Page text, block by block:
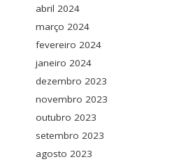
abril 2024
março 2024
fevereiro 2024
janeiro 2024
dezembro 2023
novembro 2023
outubro 2023
setembro 2023
agosto 2023